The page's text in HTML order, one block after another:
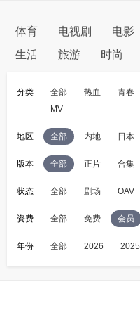
体育 电视剧 电影
生活
旅游 时尚
分类 全部 热血 青春
MV
地区 全部 内地 日本
版本 全部 正片 合集
状态 全部 剧场 OAV
资费 全部 免费 会员
年份 全部 2026 2025